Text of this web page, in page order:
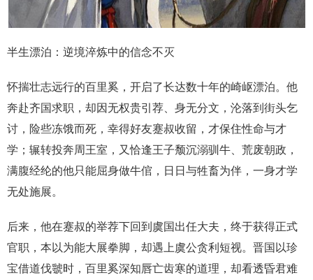
半生漂泊：逆境淬炼中的信念不灭
怀揣壮志远行的百里奚，开启了长达数十年的崎岖漂泊。他
奔赴齐国求职，却因无权贵引荐、身无分文，沦落到街头乞
讨，险些冻饿而死，幸得好友蹇叔收留，才保住性命与才
学；辗转投奔周王室，又恰逢王子颓沉溺驯牛、荒废朝政，
满腹经纶的他只能屈身做牛倌，日日与牲畜为伴，一身才学
无处施展。
后来，他在蹇叔的举荐下回到虞国出任大夫，终于获得正式
官职，本以为能大展拳脚，却遇上虞公贪利短视。晋国以珍
宝借道伐虢时，百里奚深知唇亡齿寒的道理，却看透昏君难